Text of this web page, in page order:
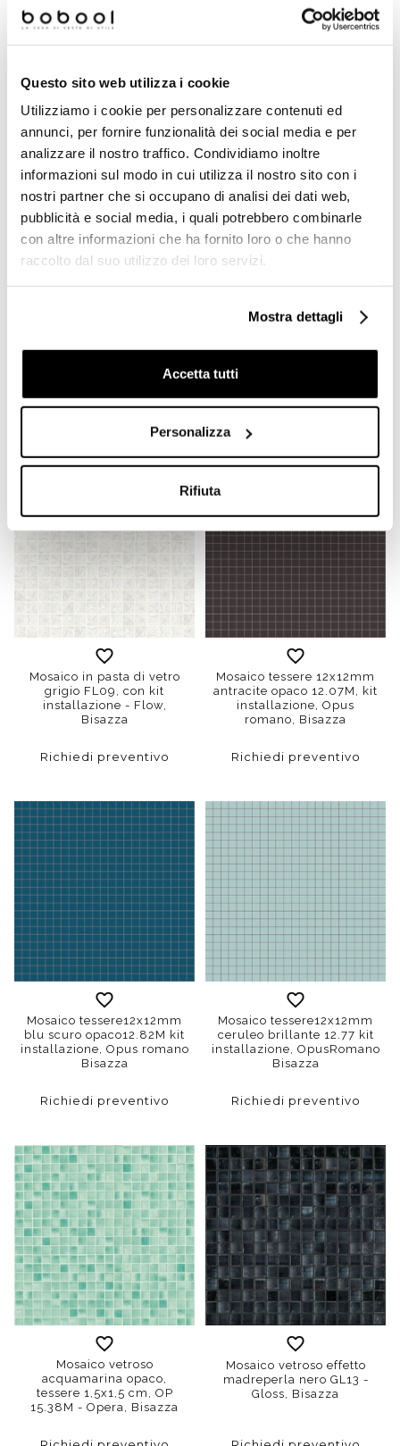
Questo sito web utilizza i cookie
Utilizziamo i cookie per personalizzare contenuti ed
annunci, per fornire funzionalità dei social media e per
analizzare il nostro traffico. Condividiamo inoltre
informazioni sul modo in cui utilizza il nostro sito con i
nostri partner che si occupano di analisi dei dati web,
pubblicità e social media, i quali potrebbero combinarle
con altre informazioni che ha fornito loro o che hanno
raccolto dal suo utilizzo dei loro servizi.
Mostra dettagli
Accetta tutti
Personalizza
Rifiuta
Niebla Beige Malla500
rosso opaco 12.117M - Opus
Richiedi preventivo
Mosaico in pasta di vetro
grigio FL09, con kit
installazione - Flow,
Bisazza
Richiedi preventivo
Mosaico tessere 12x12mm
antracite opaco 12.07M, kit
installazione, Opus
romano, Bisazza
Richiedi preventivo
Mosaico tessere12x12mm
blu scuro opaco12.82M kit
installazione, Opus romano
Bisazza
Richiedi preventivo
Mosaico tessere12x12mm
ceruleo brillante 12.77 kit
installazione, OpusRomano
Bisazza
Richiedi preventivo
Mosaico vetroso
acquamarina opaco,
tessere 1,5x1,5 cm, OP
15.38M - Opera, Bisazza
Mosaico vetroso effetto
madreperla nero GL13 -
Gloss, Bisazza